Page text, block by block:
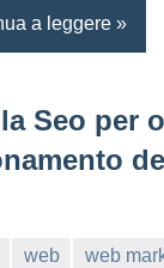
a leggere
Seo per
web
web